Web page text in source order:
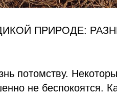
ПРИРОДЕ:
потомству.
не беспокоятся.